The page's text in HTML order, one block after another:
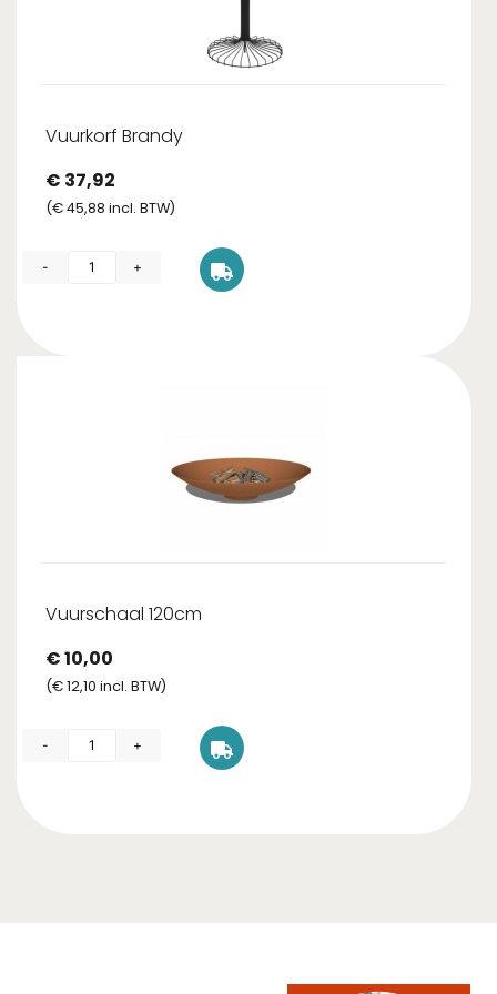
Vuurkorf Brandy
€ 37,92
(€45,88 incl. BTW)
- +
Vuurschaal 120cm
€10,00
(€12,10 incl. BTW)
- +